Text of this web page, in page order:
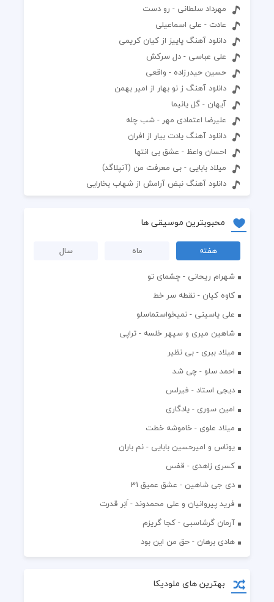
مهرداد سلطانی - رو دست
عادت - علی اسماعیلی
دانلود آهنگ پاییز از کیان کریمی
علی عباسی - دل سرکش
حسین حیدرزاده - واقعی
دانلود آهنگ ز نو بهار از امیر بهمن
آیهان - گل یانیما
علیرضا اعتمادی مهر - شب چله
دانلود آهنگ یادت بیار از افران
احسان واعظ - عشق بی انتها
میلاد بابایی - بی معرفت من (آنپلاگد)
دانلود آهنگ نبض آرامش از شهاب بخارایی
محبوبترین موسیقی ها
هفته ماه
سال
شهرام ریحانی - چشمای تو
کاوه کیان - نقطه سر خط
علی یاسینی - نمیخواستماسلو
شاهین میری و سپهر خلسه - تراپی
میلاد ببری - بی نظیر
احمد سلو - چی شد
دیجی استاد - فیرلس
امین سوری - یادگاری
میلاد علوی - خاموشه خطت
یوناس و امیرحسین بابایی - نم باران
کسری زاهدی - قفس
دی جی شاهین - عشق عمیق 31
فرید پیروانیان و علی محمدوند - اَبَر قدرت
آرمان گرشاسبی - کجا گریزم
هادی برهان - حق من این بود
بهترین های ملودیکا